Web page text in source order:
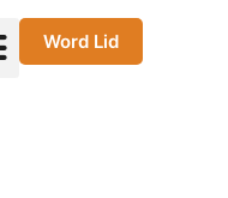
Word Lid